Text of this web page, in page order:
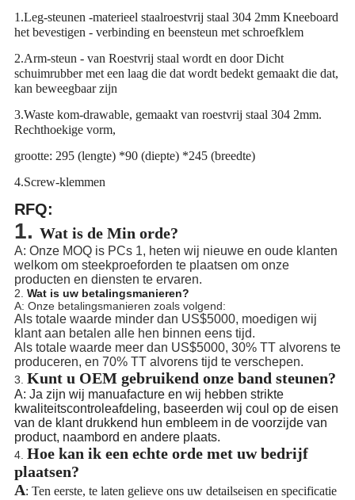
1.Leg-steunen -materieel staalroestvrij staal 304 2mm Kneeboard
het bevestigen - verbinding en beensteun met schroefklem
2.Arm-steun - van Roestvrij staal wordt en door Dicht
schuimrubber met een laag die dat wordt bedekt gemaakt die dat,
kan beweegbaar zijn
3.Waste kom-drawable, gemaakt van roestvrij staal 304 2mm.
Rechthoekige vorm,
grootte: 295 (lengte) *90 (diepte) *245 (breedte)
4.Screw-klemmen
RFQ:
1. Wat is de Min orde?
A: Onze MOQ is PCs 1, heten wij nieuwe en oude klanten
welkom om steekproeforden te plaatsen om onze
producten en diensten te ervaren.
2. Wat is uw betalingsmanieren?
A: Onze betalingsmanieren zoals volgend:
Als totale waarde minder dan US$5000, moedigen wij
klant aan betalen alle hen binnen eens tijd.
Als totale waarde meer dan US$5000, 30% TT alvorens te
produceren, en 70% TT alvorens tijd te verschepen.
3. Kunt u OEM gebruikend onze band steunen?
A: Ja zijn wij manuafacture en wij hebben strikte
kwaliteitscontroleafdeling, baseerden wij coul op de eisen
van de klant drukkend hun embleem in de voorzijde van
product, naambord en andere plaats.
4. Hoe kan ik een echte orde met uw bedrijf
plaatsen?
A: Ten eerste, te laten gelieve ons uw detailseisen en specificatie